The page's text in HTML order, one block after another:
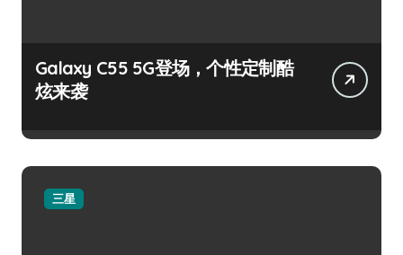
Galaxy C55 5G登场，个性定制酷
炫来袭
三星